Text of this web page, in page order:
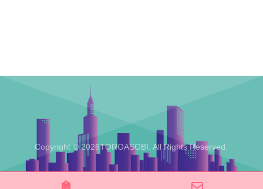
Copyright © 2026TOROASOBI. All Rights Reserved.